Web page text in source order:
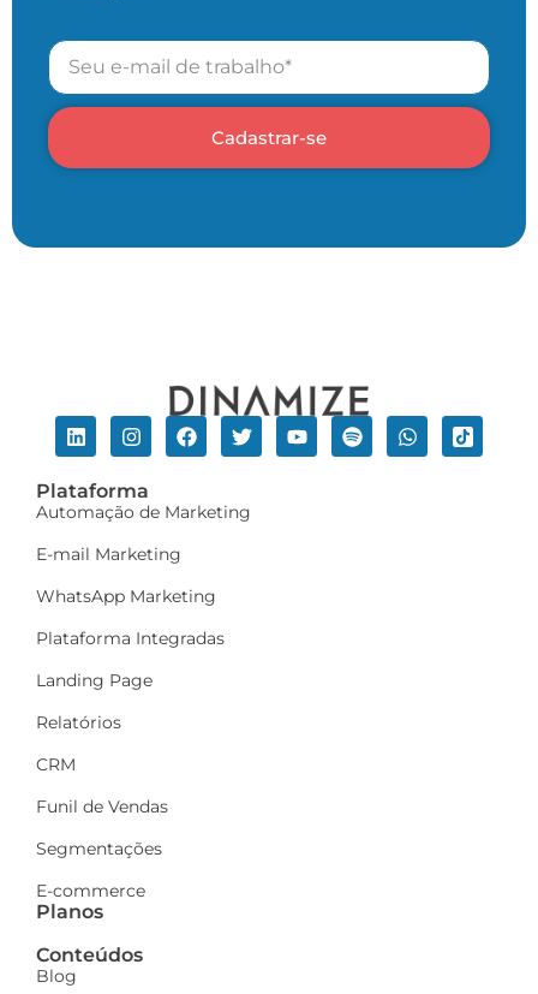
Cadastrar-se
Plataforma
Automação de Marketing
E-mail Marketing
WhatsApp Marketing
Plataforma Integradas
Landing Page
Relatórios
CRM
Funil de Vendas
Segmentações
E-commerce
Planos
Conteúdos
Blog